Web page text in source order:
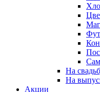
На
На
Акции